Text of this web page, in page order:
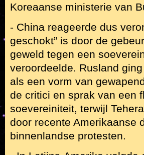
Koreaanse ministerie van
- China reageerde dus
geschokt” is door de
geweld tegen een
veroordeelde. Rusland
als een vorm van
de critici en sprak van een
soevereiniteit, terwijl
door recente Amerikaanse
binnenlandse protesten.